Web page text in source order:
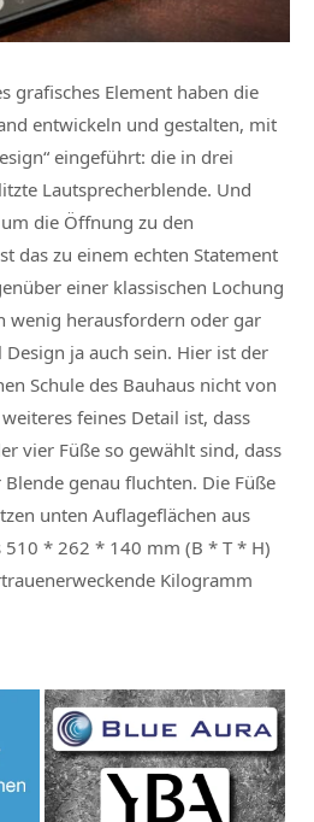
grafisches Element haben die
entwickeln und gestalten, mit
eingeführt: die in drei
Lautsprecherblende. Und
die Öffnung zu den
das zu einem echten Statement
einer klassischen Lochung
wenig herausfordern oder gar
ja auch sein. Hier ist der
Schule des Bauhaus nicht von
feines Detail ist, dass
vier Füße so gewählt sind, dass
genau fluchten. Die Füße
unten Auflageflächen aus
510 * 262 * 140 mm (B * T * H)
Kilogramm